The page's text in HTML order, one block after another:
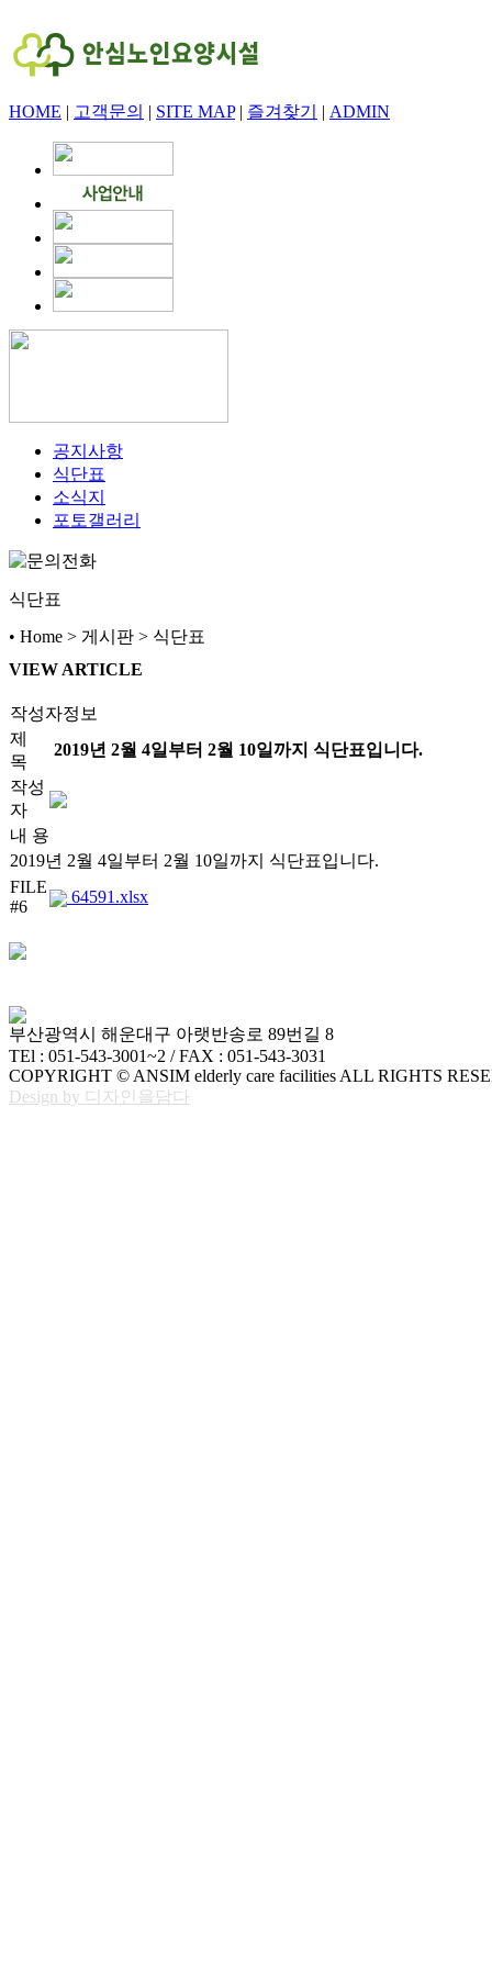
HOME | 고객문의 | SITE MAP| 즐겨찾기 | ADMIN
공지사항
식단표
소식지
포토갤러리
식단표
• Home > 게시판 > 식단표
VIEW ARTICLE
작성자정보
제
목
2019년 2월 4일부터 2월 10일까지 식단표입니다.
작성
자
내 용
2019년 2월 4일부터 2월 10일까지 식단표입니다.
FILE
#6
64591.xlsx
부산광역시 해운대구 아랫반송로 89번길 8
TEl : 051-543-3001~2 / FAX : 051-543-3031
COPYRIGHT © ANSIM elderly care facilities ALL RIGHTS
Design by 디자인을담다